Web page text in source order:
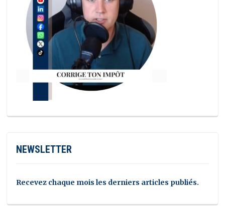
NEWSLETTER
Recevez chaque mois les derniers articles publiés.